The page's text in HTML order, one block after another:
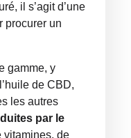
il s’agit d’une
procurer un
gamme, y
de CBD,
les autres
par le
vitamines, de